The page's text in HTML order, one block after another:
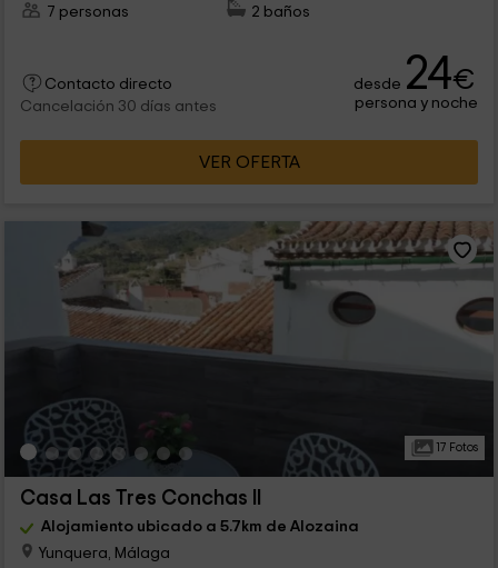
7 personas
2 baños
Contacto directo
Cancelación 30 días antes
desde 24€
persona y noche
VER OFERTA
17 Fotos
Casa Las Tres Conchas II
Alojamiento ubicado a 5.7km de Alozaina
Yunquera, Málaga